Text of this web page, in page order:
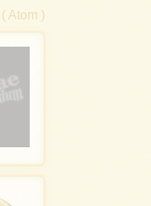
Atom )